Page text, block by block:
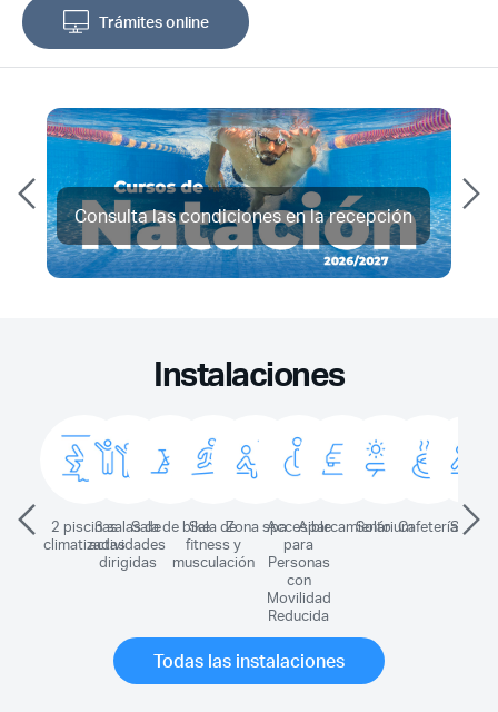
Trámites online
Consulta las condiciones en la recepción
Instalaciones
2 piscinas
climatizadas
3 salas de
actividades
dirigidas
Sala de bikeSala de
fitness y
musculación
Zona spaAccesible
para
Personas
con
Movilidad
Reducida
Aparcamiento
SoláriumCafeteríaSauna
Todas las instalaciones